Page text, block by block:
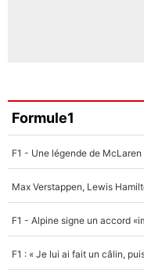
Formule1